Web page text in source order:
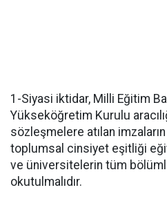
1-Siyasi iktidar, Milli Eğitim
Yükseköğretim Kurulu
sözleşmelere atılan
toplumsal cinsiyet eşitliği
ve üniversitelerin tüm
okutulmalıdır.